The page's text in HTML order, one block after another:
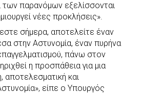
των παρανόμων εξελίσσονται
νέες προκλήσεις».
σήμερα, αποτελείτε έναν
στην Αστυνομία, έναν πυρήνα
πάνω στον
η προσπάθεια για μια
αποτελεσματική και
είπε ο Υπουργός